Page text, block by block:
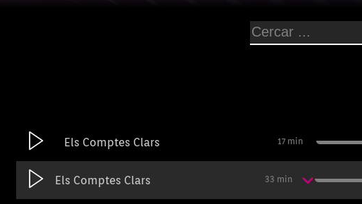
Els Comptes Clars 17 min
Els Comptes Clars 33 min